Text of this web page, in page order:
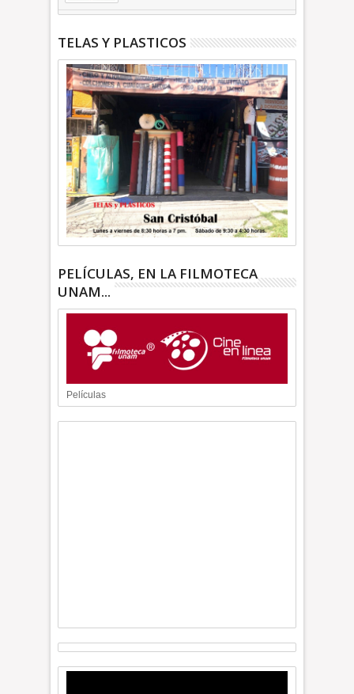
INFORMATIVA
TELAS Y PLASTICOS
PELÍCULAS, EN LA FILMOTECA
UNAM...
Películas